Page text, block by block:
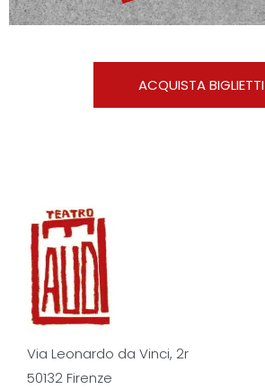
ACQUISTA BIGLIETTI
Via Leonardo da Vinci, 2r
50132 Firenze